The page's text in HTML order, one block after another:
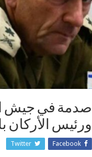
صدمة في جيش
ورئيس الأركان
Facebook
Twitter